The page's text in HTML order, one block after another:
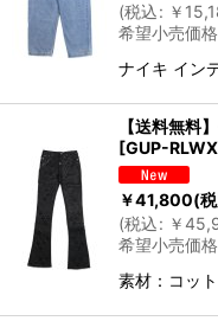
(税込: ￥
希望小売価格
ナイキ イン
【送料無料
[GUP-
￥41,800(
(税込: ￥
希望小売価格
素材：コッ